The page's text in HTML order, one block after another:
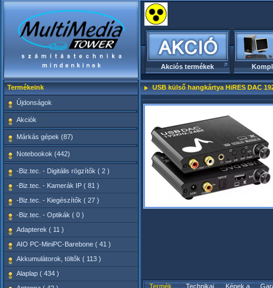
Akciós termékek
Termékeink
Újdonságok
Akciók
Márkás gépek (87)
Notebookok (442)
-Biz.tec. - Digitális rögzítők ( 2 )
-Biz.tec. - Kamerák IP ( 81 )
-Biz.tec. - Kiegészítők ( 27 )
-Biz.tec. - Optikák ( 0 )
Adapterek ( 11 )
AIO PC-MiniPC-Barebone ( 41 )
Akkumulátorok, töltők ( 113 )
Alaplap ( 434 )
USB külső hangkártya HiRES DAC
Termék
Technikai
Képek a